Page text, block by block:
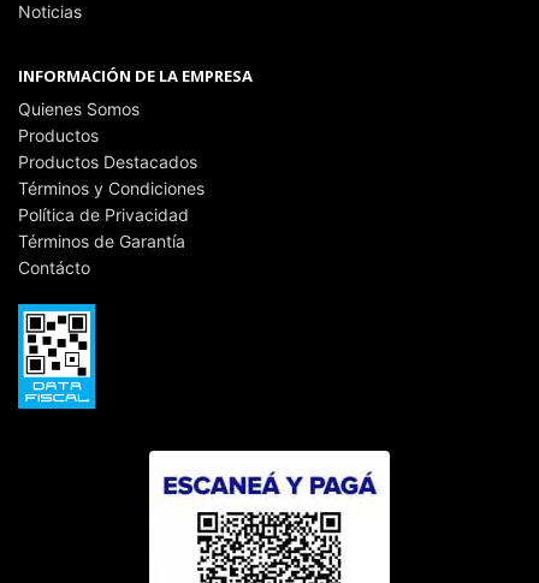
Noticias
INFORMACIÓN DE LA EMPRESA
Quienes Somos
Productos
Productos Destacados
Términos y Condiciones
Política de Privacidad
Términos de Garantía
Contácto